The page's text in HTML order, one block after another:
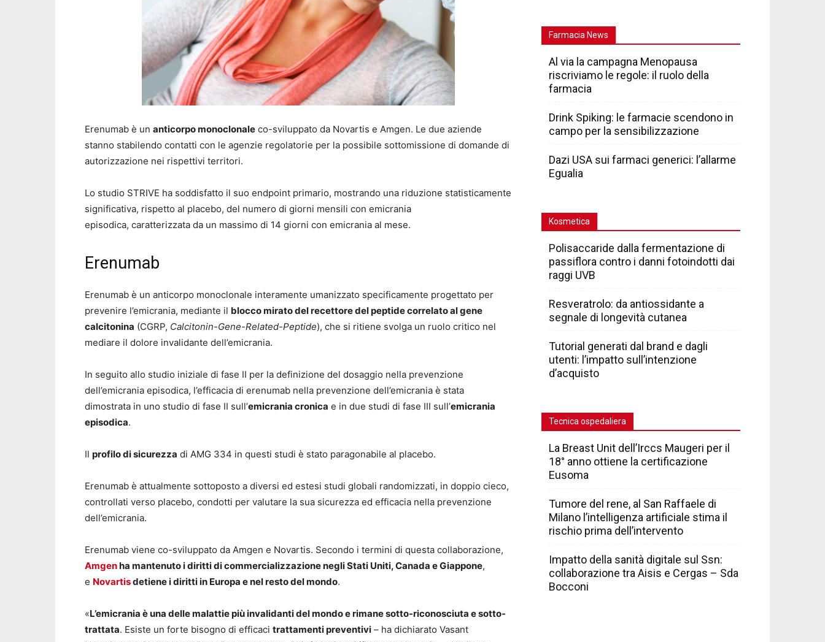
Erenumab è un anticorpo monoclonale co-sviluppato da Novartis e Amgen. Le due aziende
stanno stabilendo contatti con le agenzie regolatorie per la possibile sottomissione di domande di
autorizzazione nei rispettivi territori.
Lo studio STRIVE ha soddisfatto il suo endpoint primario, mostrando una riduzione statisticamente
significativa, rispetto al placebo, del numero di giorni mensili con emicrania
episodica, caratterizzata da un massimo di 14 giorni con emicrania al mese.
Erenumab
Erenumab è un anticorpo monoclonale interamente umanizzato specificamente progettato per
prevenire l’emicrania, mediante il blocco mirato del recettore del peptide correlato al gene
calcitonina (CGRP, Calcitonin-Gene-Related-Peptide), che si ritiene svolga un ruolo critico nel
mediare il dolore invalidante dell’emicrania.
In seguito allo studio iniziale di fase II per la definizione del dosaggio nella prevenzione
dell’emicrania episodica, l’efficacia di erenumab nella prevenzione dell’emicrania è stata
dimostrata in uno studio di fase II sull’emicrania cronica e in due studi di fase III sull’emicrania
episodica.
Il profilo di sicurezza di AMG 334 in questi studi è stato paragonabile al placebo.
Erenumab è attualmente sottoposto a diversi ed estesi studi globali randomizzati, in doppio cieco,
controllati verso placebo, condotti per valutare la sua sicurezza ed efficacia nella prevenzione
dell’emicrania.
Erenumab viene co-sviluppato da Amgen e Novartis. Secondo i termini di questa collaborazione,
Amgenha mantenuto i diritti di commercializzazione negli Stati Uniti, Canada e Giappone,
e Novartisdetiene i diritti in Europa e nel resto del mondo.
«L’emicrania è una delle malattie più invalidanti del mondo e rimane sotto-riconosciuta e sotto-
trattata. Esiste un forte bisogno di efficaci trattamenti preventivi – ha dichiarato Vasant
Farmacia News
Al via la campagna Menopausa
riscriviamo le regole: il ruolo della
farmacia
Drink Spiking: le farmacie scendono in
campo per la sensibilizzazione
Dazi USA sui farmaci generici: l’allarme
Egualia
Kosmetica
Polisaccaride dalla fermentazione di
passiflora contro i danni fotoindotti dai
raggi UVB
Resveratrolo: da antiossidante a
segnale di longevità cutanea
Tutorial generati dal brand e dagli
utenti: l’impatto sull’intenzione
d’acquisto
Tecnica ospedaliera
La Breast Unit dell’Irccs Maugeri per il
18° anno ottiene la certificazione
Eusoma
Tumore del rene, al San Raffaele di
Milano l’intelligenza artificiale stima il
rischio prima dell’intervento
Impatto della sanità digitale sul Ssn:
collaborazione tra Aisis e Cergas – Sda
Bocconi